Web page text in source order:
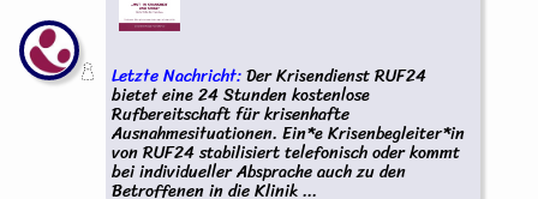
Letzte Nachricht:Der Krisendienst RUF24
bietet eine 24 Stunden kostenlose
Rufbereitschaft für krisenhafte
Ausnahmesituationen. Ein*e Krisenbegleiter*in
von RUF24 stabilisiert telefonisch oder kommt
bei individueller Absprache auch zu den
Betroffenen in die Klinik ...